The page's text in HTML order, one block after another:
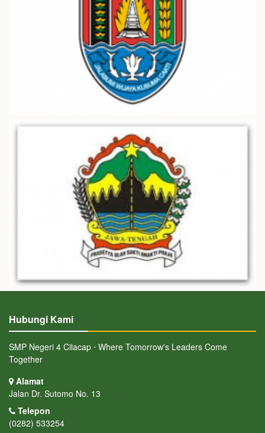
Hubungi Kami
SMP Negeri 4 Cilacap ⋅ Where Tomorrow's Leaders Come
Together
Alamat
Jalan Dr. Sutomo No. 13
Telepon
(0282) 533254